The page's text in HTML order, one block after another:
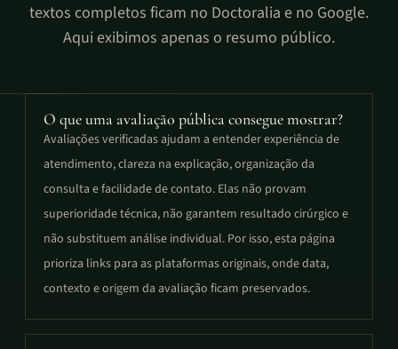
textos completos ficam no Doctoralia e no Google.
Aqui exibimos apenas o resumo público.
O que uma avaliação pública consegue mostrar?
Avaliações verificadas ajudam a entender experiência de
atendimento, clareza na explicação, organização da
consulta e facilidade de contato. Elas não provam
superioridade técnica, não garantem resultado cirúrgico e
não substituem análise individual. Por isso, esta página
prioriza links para as plataformas originais, onde data,
contexto e origem da avaliação ficam preservados.